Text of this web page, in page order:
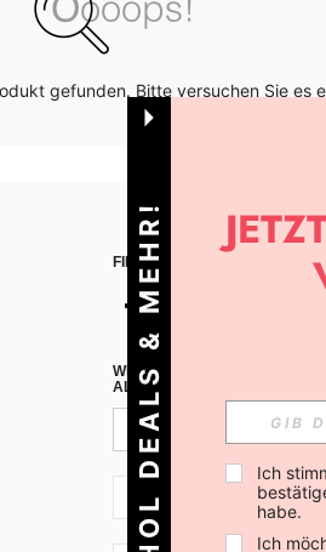
gefunden. Bitte versuchen Sie es
FINDE UNS AUF
WENN DU DICH FÜR
ALLEN ANDEREN
AT + 43
HOL DEALS & MEHR! Ich
habe.
Ich